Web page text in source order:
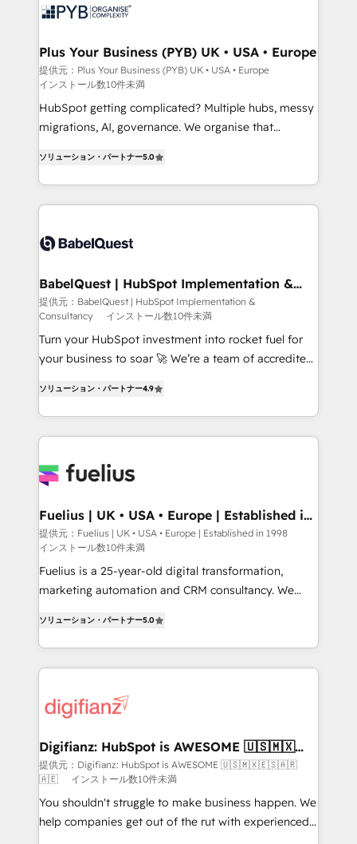
données. C'est le paradoxe français : conscience
Augmentée. Ce n'est pas une entreprise qui utilise
l'IA. C'est une organisation qui a réussi la symbiose
entre l'expertise humaine et l'intelligence artificielle.
Pas pour remplacer l'humain, mais pour l'augmenter.
Chez Ideagency, nous accompagnons cette
données unifiées, des processus alignés. Ensuite
l'augmentation : l'IA là où elle crée de la valeur. Et
surtout : l'humain qui reste au centre. Parce que la
Stand Out.
Plus Your Business (PYB) UK • USA • Europe
提供元：Plus Your Business (PYB) UK • USA • Europe
インストール数10件未満
HubSpot getting complicated? Multiple hubs, messy
migrations, AI, governance. We organise that
Welcome to our Profile! We help with: • CRM
implementation, reports, workflows, and team
training • CRM migration from Salesforce, Pipedrive,
custom API integrations • AI governance for
Boutique 'Elite' team of 12 • 150+ clients across Sales
Hub, Marketing Hub, Service Hub, Data Hub and
CMS • ISO/IEC 27001:2022, ISO 9001:2015, and ISO
42001:2023 certified - the AI management standard •
GuardHub: our AI governance framework, built on
'𝗖𝗼𝗻𝘁𝗮𝗰𝘁 𝗯𝘂𝘀𝗶𝗻𝗲𝘀𝘀' button to get in touch (𝘸𝘦'𝘳𝘦
𝘴𝘶𝘱𝘦𝘳 𝘳𝘦𝘴𝘱𝘰𝘯𝘴𝘪𝘷𝘦)
ソリューション・パートナー5.0
BabelQuest | HubSpot Implementation &
Consultancy
提供元：BabelQuest | HubSpot Implementation &
Consultancy
インストール数10件未満
Turn your HubSpot investment into rocket fuel for
your business to soar 🚀 We’re a team of accredited
implement the platform into complex business
environments, optimise what you've got and make
sure you can actually use it, build your website in
for you and execute it on HubSpot. We are on the
framework, meaning we've been accredited by
HubSpot and vetted by the CCS, which means we
can support public sector companies as well the
other ones listed in our profile. Our services: -
HubSpot implementation - HubSpot CMS website
is there for you to: - Grow revenue, and run your
business more efficiently - Build stronger
relationships with customers - Make better
more people - Get the most out of your HubSpot
investment
ソリューション・パートナー4.9
Fuelius | UK • USA • Europe | Established in
1998
提供元：Fuelius | UK • USA • Europe | Established in 1998
インストール数10件未満
Fuelius is a 25-year-old digital transformation,
marketing automation and CRM consultancy. We
maximise their return from digital and fuel their
growth. We modernise platforms, streamline
operations that are causing inefficiencies, improve
supercharge revenue operations Key services: • CRM
Transformation / Web Development • RevOps &
Sales Consulting • Marketing Automation What
makes us different? 🚀 Top 0.5% of global HubSpot
agencies ⚙️ The strongest technical ability and
integration capabilities 💼 Consultative, long-term
ソリューション・パートナー5.0
Digifianz: HubSpot is AWESOME 🇺🇸🇲🇽
🇪🇸🇦🇷🇦🇪
提供元：Digifianz: HubSpot is AWESOME 🇺🇸🇲🇽🇪🇸🇦🇷
🇦🇪
インストール数10件未満
You shouldn't struggle to make business happen. We
help companies get out of the rut with experienced,